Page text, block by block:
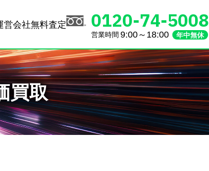
営会社無料査定 0120-74-5008
営業時間 9:00～18:00 年中無休
買取